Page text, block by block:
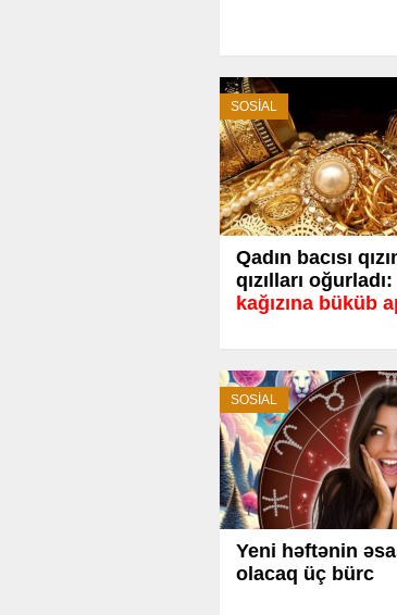
SOSİAL
Qadın bacısı
qızılları oğurladı:
kağızına büküb
SOSİAL
Yeni həftənin
olacaq üç bürc